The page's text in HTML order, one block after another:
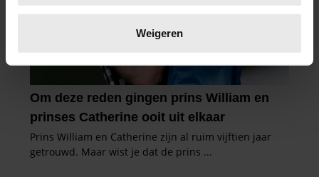
verwerkt en stel uw voorkeuren in het
intrekken in de Cookieverklaring.
We gebruiken cookies om content en advertenties te
personaliseren, om functies voor social media te bieden
en om ons websiteverkeer te analyseren. Ook delen we
informatie over uw gebruik van onze site met onze
Weigeren